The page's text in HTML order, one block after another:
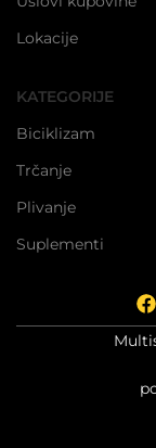
Lokacije
KATEGORIJE
Biciklizam
Trčanje
Plivanje
Suplementi